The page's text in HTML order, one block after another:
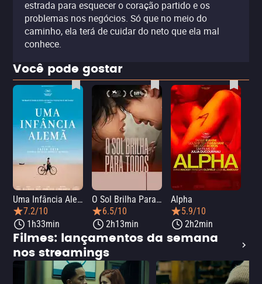
estrada para esquecer o coração partido e os
problemas nos negócios. Só que no meio do
caminho, ela terá de cuidar do neto que ela mal
conhece.
Você pode gostar
Uma Infância Alemã
7.2/10
1h33min
O Sol Brilha Para Todos
6.5/10
2h13min
Alpha
5.9/10
2h2min
Filmes: lançamentos da semana
nos streamings